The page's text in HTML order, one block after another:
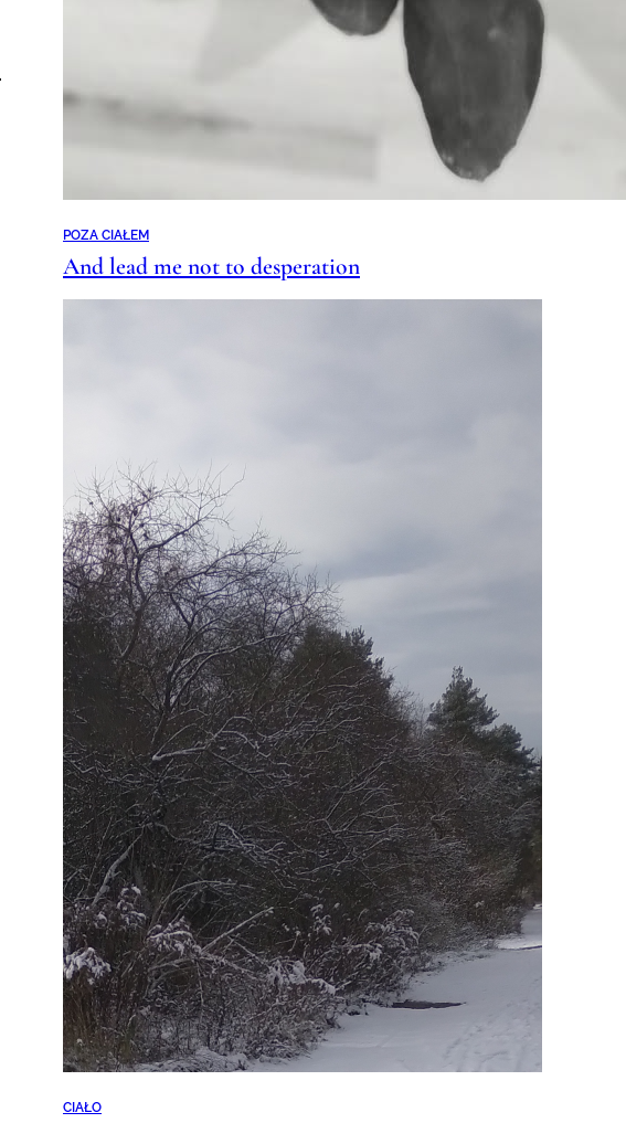
POZA CIAŁEM
And lead me not to desperation
CIAŁO